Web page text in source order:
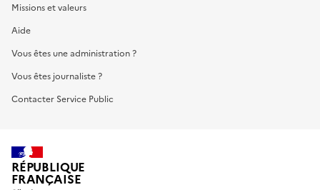
Missions et valeurs
Aide
Vous êtes une administration ?
Vous êtes journaliste ?
Contacter Service Public
RÉPUBLIQUE
FRANÇAISE